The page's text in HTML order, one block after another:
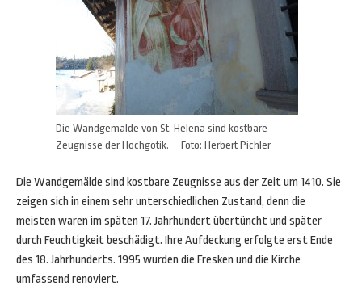
Die Wandgemälde von St. Helena sind kostbare
Zeugnisse der Hochgotik. – Foto: Herbert Pichler
Die Wandgemälde sind kostbare Zeugnisse aus der Zeit um 1410. Sie
zeigen sich in einem sehr unterschiedlichen Zustand, denn die
meisten waren im späten 17. Jahrhundert übertüncht und später
durch Feuchtigkeit beschädigt. Ihre Aufdeckung erfolgte erst Ende
des 18. Jahrhunderts. 1995 wurden die Fresken und die Kirche
umfassend renoviert.